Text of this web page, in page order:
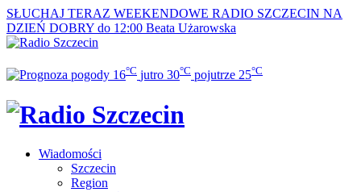
SŁUCHAJ TERAZ WEEKENDOWE RADIO SZCZECIN NA
DZIEŃ DOBRY do 12:00 Beata Użarowska
16°C jutro 30°C pojutrze 25°C
Wiadomości
Szczecin
Region